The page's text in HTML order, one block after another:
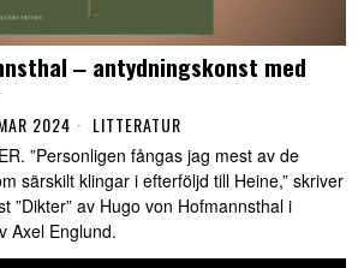
‒ antydningskonst med
2024 LITTERATUR
”Personligen fångas jag mest av de
särskilt klingar i efterföljd till Heine,” skriver
”Dikter” av Hugo von Hofmannsthal i
Axel Englund.